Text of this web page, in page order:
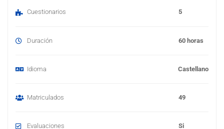
Cuestionarios 5
Duración 60 horas
Idioma Castellano
Matriculados 49
Evaluaciones Si